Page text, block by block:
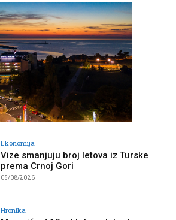
Ekonomija
Vize smanjuju broj letova iz Turske
prema Crnoj Gori
05/08/2026
Hronika